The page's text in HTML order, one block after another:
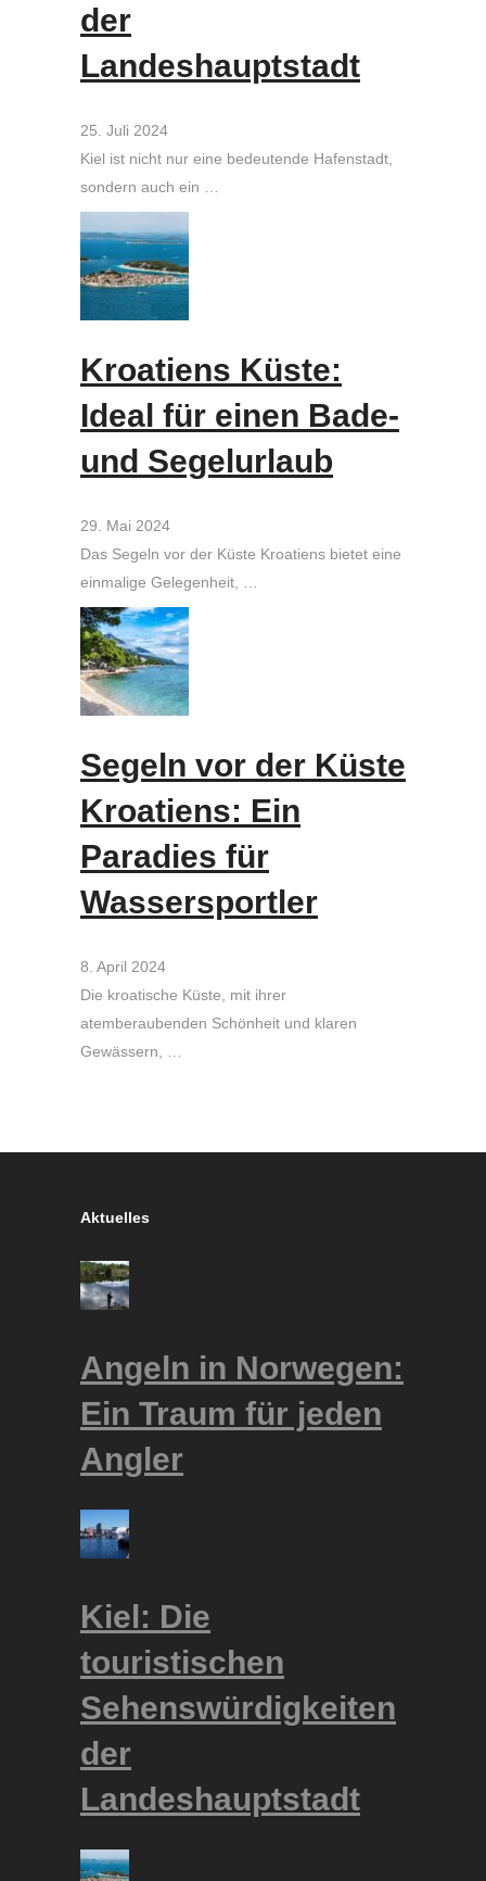
der
Landeshauptstadt
25. Juli 2024
Kiel ist nicht nur eine bedeutende Hafenstadt,
sondern auch ein …
Kroatiens Küste:
Ideal für einen Bade-
und Segelurlaub
29. Mai 2024
Das Segeln vor der Küste Kroatiens bietet eine
einmalige Gelegenheit, …
Segeln vor der Küste
Kroatiens: Ein
Paradies für
Wassersportler
8. April 2024
Die kroatische Küste, mit ihrer
atemberaubenden Schönheit und klaren
Gewässern, …
Aktuelles
Angeln in Norwegen:
Ein Traum für jeden
Angler
Kiel: Die
touristischen
Sehenswürdigkeiten
der
Landeshauptstadt